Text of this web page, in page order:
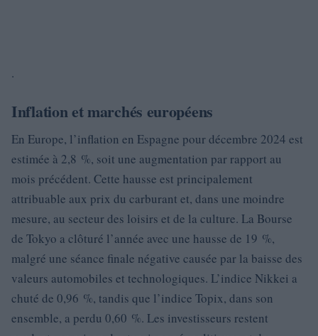
.
Inflation et marchés européens
En Europe, l’inflation en Espagne pour décembre 2024 est
estimée à 2,8 %, soit une augmentation par rapport au
mois précédent. Cette hausse est principalement
attribuable aux prix du carburant et, dans une moindre
mesure, au secteur des loisirs et de la culture. La Bourse
de Tokyo a clôturé l’année avec une hausse de 19 %,
malgré une séance finale négative causée par la baisse des
valeurs automobiles et technologiques. L’indice Nikkei a
chuté de 0,96 %, tandis que l’indice Topix, dans son
ensemble, a perdu 0,60 %. Les investisseurs restent